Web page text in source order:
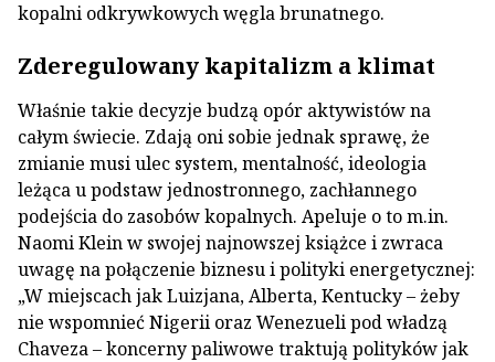
kopalni odkrywkowych węgla brunatnego.
Zderegulowany kapitalizm a klimat
Właśnie takie decyzje budzą opór aktywistów na
całym świecie. Zdają oni sobie jednak sprawę, że
zmianie musi ulec system, mentalność, ideologia
leżąca u podstaw jednostronnego, zachłannego
podejścia do zasobów kopalnych. Apeluje o to m.in.
Naomi Klein w swojej najnowszej książce i zwraca
uwagę na połączenie biznesu i polityki energetycznej:
„W miejscach jak Luizjana, Alberta, Kentucky – żeby
nie wspomnieć Nigerii oraz Wenezueli pod władzą
Chaveza – koncerny paliwowe traktują polityków jak